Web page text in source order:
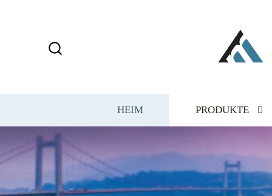
HEIM PRODUKTE